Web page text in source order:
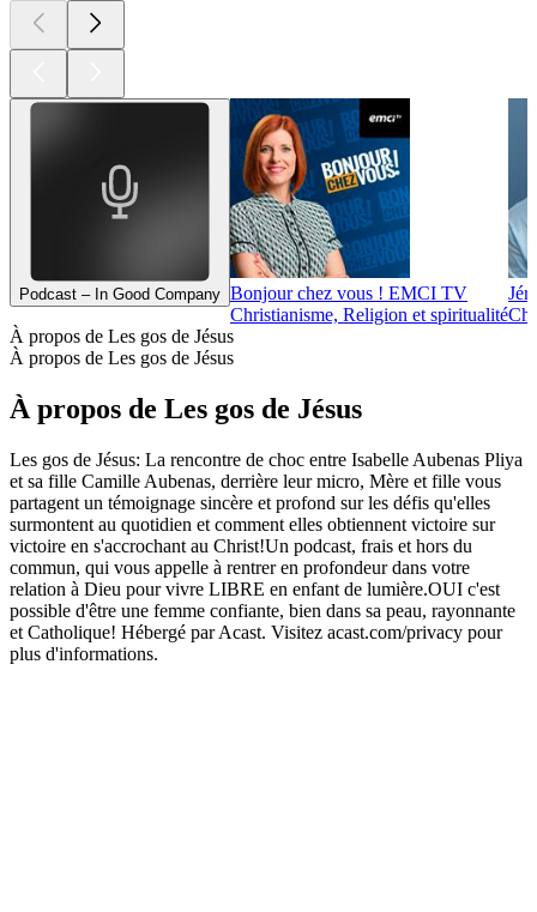
Podcast – In Good Company Bonjour chez vous ! EMCI TV
Christianisme, Religion et spiritualité
À propos de Les gos de Jésus
À propos de Les gos de Jésus
À propos de Les gos de Jésus
Les gos de Jésus: La rencontre de choc entre Isabelle Aubenas Pliya
et sa fille Camille Aubenas, derrière leur micro, Mère et fille vous
partagent un témoignage sincère et profond sur les défis qu'elles
surmontent au quotidien et comment elles obtiennent victoire sur
victoire en s'accrochant au Christ!Un podcast, frais et hors du
commun, qui vous appelle à rentrer en profondeur dans votre
relation à Dieu pour vivre LIBRE en enfant de lumière.OUI c'est
possible d'être une femme confiante, bien dans sa peau, rayonnante
et Catholique! Hébergé par Acast. Visitez acast.com/privacy pour
plus d'informations.